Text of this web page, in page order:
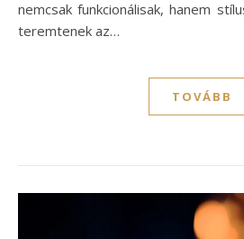
nemcsak funkcionálisak, hanem
teremtenek az…
TOVÁBB